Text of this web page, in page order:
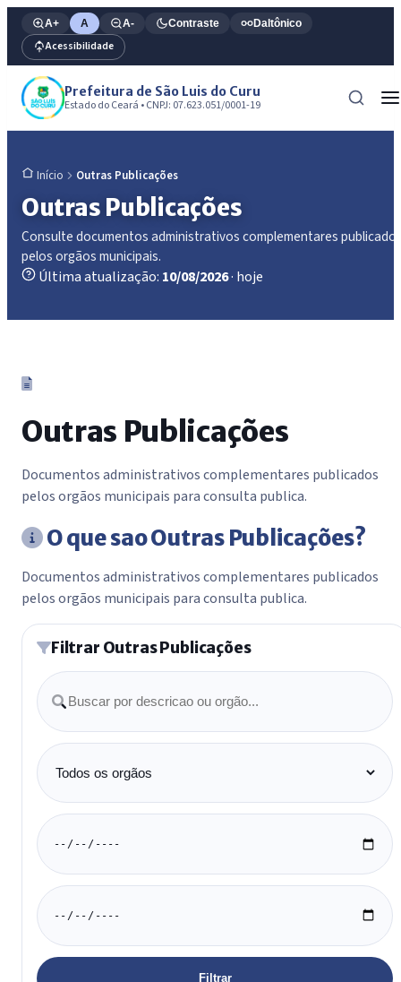
A+ A A- Contraste Daltônico
Acessibilidade
Prefeitura de São Luis do Curu
Estado do Ceará • CNPJ: 07.623.051/0001-19
Início Outras Publicações
Outras Publicações
Consulte documentos administrativos complementares
pelos orgãos municipais.
Última atualização: 10/08/2026· hoje
Outras Publicações
Documentos administrativos complementares publicados
pelos orgãos municipais para consulta publica.
O que sao Outras Publicações?
Documentos administrativos complementares publicados
pelos orgãos municipais para consulta publica.
Filtrar Outras Publicações
Buscar
Orgão
Data inicio
Data fim
Filtrar